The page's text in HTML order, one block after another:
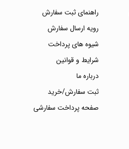
راهنمای ثبت سفارش
رویه ارسال سفارش
شیوه های پرداخت
شرایط و قوانین
درباره ما
ثبت سفارش/خرید
صفحه پرداخت سفارشی